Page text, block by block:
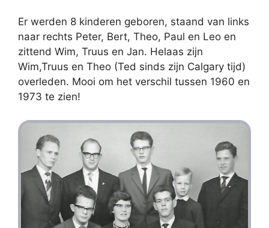
Er werden 8 kinderen geboren, staand van links
naar rechts Peter, Bert, Theo, Paul en Leo en
zittend Wim, Truus en Jan. Helaas zijn
Wim,Truus en Theo (Ted sinds zijn Calgary tijd)
overleden. Mooi om het verschil tussen 1960 en
1973 te zien!